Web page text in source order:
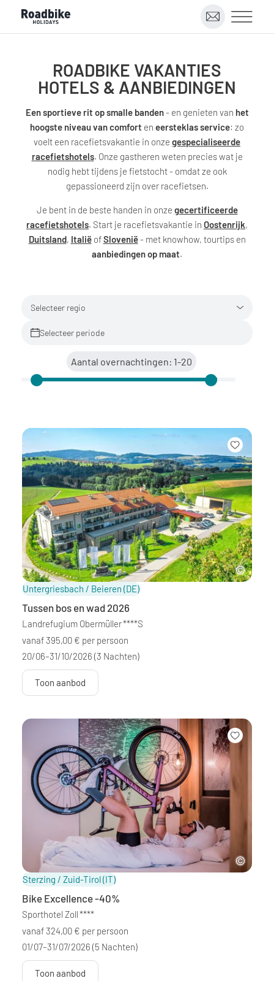
ROADBIKE VAKANTIES
HOTELS & AANBIEDINGEN
Een sportieve rit op smalle banden- en genieten van het
hoogste niveau van comfort en eersteklas service: zo
voelt een racefietsvakantie in onze gespecialiseerde
racefietshotels. Onze gastheren weten precies wat je
nodig hebt tijdens je fietstocht - omdat ze ook
gepassioneerd zijn over racefietsen.
Je bent in de beste handen in onze gecertificeerde
racefietshotels. Start je racefietsvakantie in Oostenrijk,
Duitsland, ItaliëofSlovenië- met knowhow, tourtips en
aanbiedingen op maat.
Selecteer regio
Selecteer periode
Aantal overnachtingen: 1-20
Untergriesbach / Beieren (DE)
Tussen bos en wad 2026
Landrefugium Obermüller****S
vanaf 395,00 € per persoon
20/06–31/10/2026 (3 Nachten)
Toon aanbod
Sterzing / Zuid-Tirol(IT)
Bike Excellence -40%
Sporthotel Zoll****
vanaf 324,00 € per persoon
01/07–31/07/2026 (5 Nachten)
Toon aanbod